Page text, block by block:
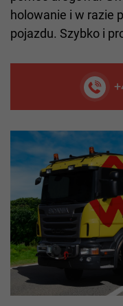
holowanie i w razie
pojazdu. Szybko i